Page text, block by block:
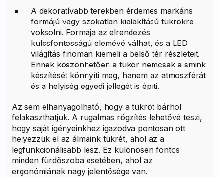
A dekoratívabb terekben érdemes markáns
formájú vagy szokatlan kialakítású tükrökre
voksolni. Formája az elrendezés
kulcsfontosságú elemévé válhat, és a LED
világítás finoman kiemeli a belső tér részleteit.
Ennek köszönhetően a tükör nemcsak a smink
készítését könnyíti meg, hanem az atmoszférát
és a helyiség egyedi jellegét is építi.
Az sem elhanyagolható, hogy a tükröt bárhol
felakaszthatjuk. A rugalmas rögzítés lehetővé teszi,
hogy saját igényeinkhez igazodva pontosan ott
helyezzük el az álmaink tükrét, ahol az a
legfunkcionálisabb lesz. Ez különösen fontos
minden fürdőszoba esetében, ahol az
ergonómiának nagy jelentősége van.